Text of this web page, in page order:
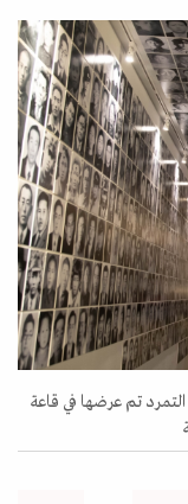
تم عرضها في قاعة